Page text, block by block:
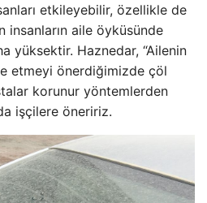
etkileyebilir, özellikle de
insanların aile öyküsünde
yüksektir. Haznedar, “Ailenin
etmeyi önerdiğimizde çöl
korunur yöntemlerden
işçilere öneririz.